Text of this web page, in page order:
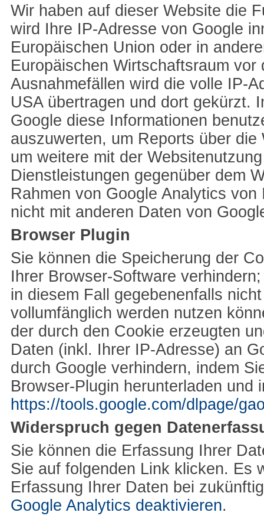
Wir haben auf dieser Website die
wird Ihre IP-Adresse von Google
Europäischen Union oder in
Europäischen Wirtschaftsraum
Ausnahmefällen wird die volle IP-
USA übertragen und dort gekürzt.
Google diese Informationen
auszuwerten, um Reports über
um weitere mit der
Dienstleistungen gegenüber dem
Rahmen von Google Analytics
nicht mit anderen Daten von
Browser Plugin
Sie können die Speicherung der
Ihrer Browser-Software
in diesem Fall gegebenenfalls
vollumfänglich werden nutzen
der durch den Cookie erzeugten
Daten (inkl. Ihrer IP-Adresse) an
durch Google verhindern, indem
Browser-Plugin herunterladen und
https://tools.google.com/dlpage/
Widerspruch gegen
Sie können die Erfassung Ihrer
Sie auf folgenden Link klicken. Es
Erfassung Ihrer Daten bei
Google Analytics deaktivieren.